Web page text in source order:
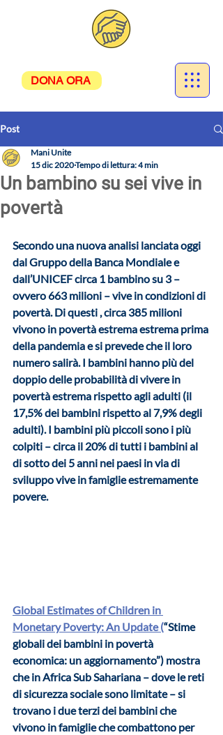
DONA ORA
Post
Un bambino su sei vive in
povertà
Mani Unite
15 dic 2020Tempo di lettura: 4 min
Secondo una nuova analisi lanciata oggi
dal Gruppo della Banca Mondiale e
dall’UNICEF circa 1 bambino su 3 –
ovvero 663 milioni – vive in condizioni di
povertà. Di questi , circa 385 milioni
vivono in povertà estrema estrema prima
della pandemia e si prevede che il loro
numero salirà. I bambini hanno più del
doppio delle probabilità di vivere in
povertà estrema rispetto agli adulti (il
17,5% dei bambini rispetto al 7,9% degli
adulti). I bambini più piccoli sono i più
colpiti – circa il 20% di tutti i bambini al
di sotto dei 5 anni nei paesi in via di
sviluppo vive in famiglie estremamente
povere.
Global Estimates of Children in
Monetary Poverty: An Update (“Stime
globali dei bambini in povertà
economica: un aggiornamento”) mostra
che in Africa Sub Sahariana – dove le reti
di sicurezza sociale sono limitate – si
trovano i due terzi dei bambini che
vivono in famiglie che combattono per